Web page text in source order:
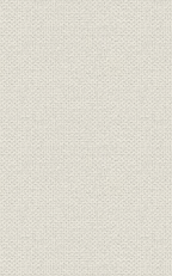
価格;経営